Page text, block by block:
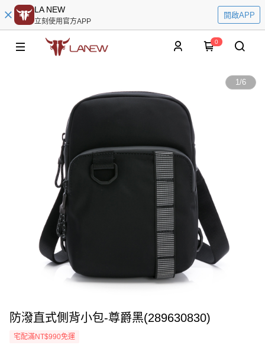
LA NEW
立刻使用官方APP
開啟APP
0
1/6
防潑直式側背小包-尊爵黑(289630830)
宅配滿NT$990免運